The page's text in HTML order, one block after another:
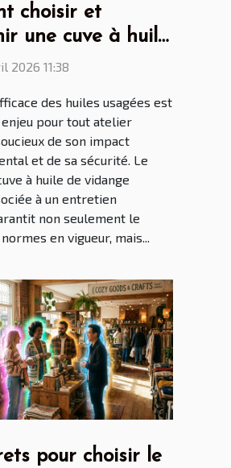
choisir et
une cuve à huile
pour son
2026 11:38
des huiles usagées est
pour tout atelier
de son impact
et de sa sécurité. Le
à huile de vidange
à un entretien
non seulement le
en vigueur, mais...
pour choisir le